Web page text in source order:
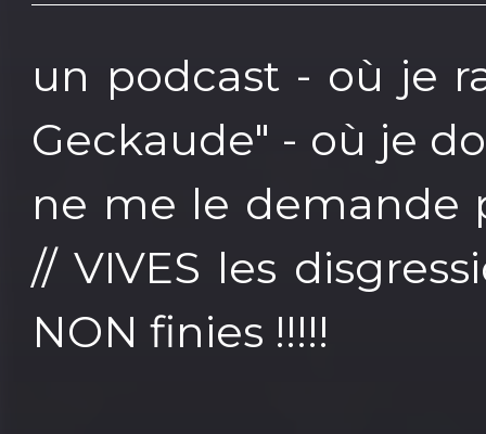
un podcast - où je
Geckaude" - où je
ne me le demande
// VIVES les
NON finies !!!!!